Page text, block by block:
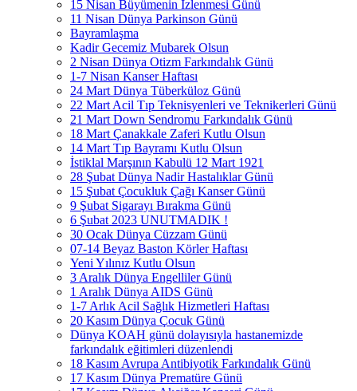
15 Nisan Büyümenin İzlenmesi Günü
11 Nisan Dünya Parkinson Günü
Bayramlaşma
Kadir Gecemiz Mubarek Olsun
2 Nisan Dünya Otizm Farkındalık Günü
1-7 Nisan Kanser Haftası
24 Mart Dünya Tüberküloz Günü
22 Mart Acil Tıp Teknisyenleri ve Teknikerleri Günü
21 Mart Down Sendromu Farkındalık Günü
18 Mart Çanakkale Zaferi Kutlu Olsun
14 Mart Tıp Bayramı Kutlu Olsun
İstiklal Marşının Kabulü 12 Mart 1921
28 Şubat Dünya Nadir Hastalıklar Günü
15 Şubat Çocukluk Çağı Kanser Günü
9 Şubat Sigarayı Bırakma Günü
6 Şubat 2023 UNUTMADIK !
30 Ocak Dünya Cüzzam Günü
07-14 Beyaz Baston Körler Haftası
Yeni Yılınız Kutlu Olsun
3 Aralık Dünya Engelliler Günü
1 Aralık Dünya AIDS Günü
1-7 Arlık Acil Sağlık Hizmetleri Haftası
20 Kasım Dünya Çocuk Günü
Dünya KOAH günü dolayısıyla hastanemizde
farkındalık eğitimleri düzenlendi
18 Kasım Avrupa Antibiyotik Farkındalık Günü
17 Kasım Dünya Prematüre Günü